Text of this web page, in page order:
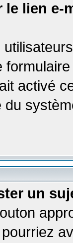
lien e-
activé
du
un